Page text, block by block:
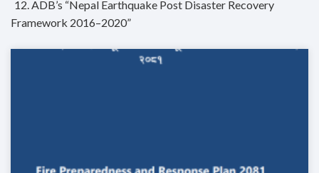
12. ADB’s “Nepal Earthquake Post Disaster Recovery
Framework 2016–2020”